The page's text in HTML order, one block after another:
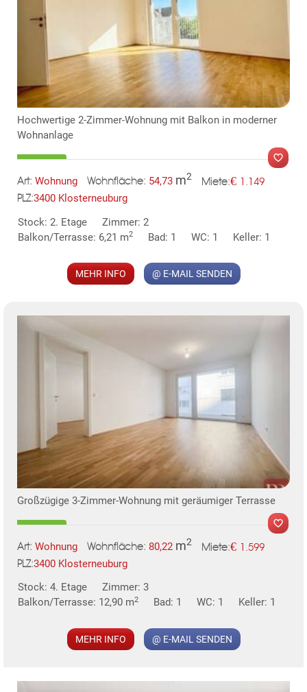
Hochwertige 2-Zimmer-Wohnung mit Balkon in moderner
Wohnanlage
Art: Wohnung Wohnfläche: 54,73 m2 Miete:€ 1.149
PLZ:3400 Klosterneuburg
Stock: 2. Etage
Zimmer: 2
Balkon/Terrasse: 6,21 m2 Bad: 1 WC: 1 Keller: 1
MEHR INFO @ E-MAIL SENDEN
Großzügige 3-Zimmer-Wohnung mit geräumiger Terrasse
Art: Wohnung Wohnfläche: 80,22 m2 Miete:€ 1.599
PLZ:3400 Klosterneuburg
Stock: 4. Etage
Zimmer: 3
Balkon/Terrasse: 12,90 m2 Bad: 1 WC: 1 Keller: 1
MEHR INFO @ E-MAIL SENDEN